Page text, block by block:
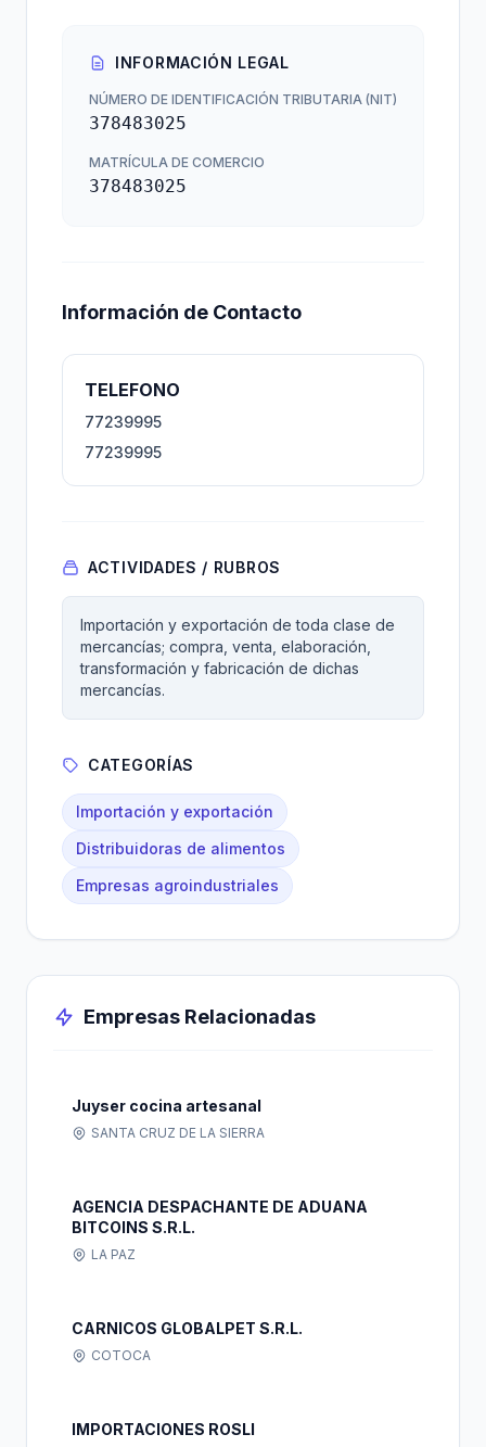
INFORMACIÓN LEGAL
NÚMERO DE IDENTIFICACIÓN TRIBUTARIA (NIT)
378483025
MATRÍCULA DE COMERCIO
378483025
Información de Contacto
TELEFONO
77239995
77239995
ACTIVIDADES / RUBROS
Importación y exportación de toda clase de
mercancías; compra, venta, elaboración,
transformación y fabricación de dichas
mercancías.
CATEGORÍAS
Importación y exportación
Distribuidoras de alimentos
Empresas agroindustriales
Empresas Relacionadas
Juyser cocina artesanal
SANTA CRUZ DE LA SIERRA
AGENCIA DESPACHANTE DE ADUANA
BITCOINS S.R.L.
LA PAZ
CARNICOS GLOBALPET S.R.L.
COTOCA
IMPORTACIONES ROSLI